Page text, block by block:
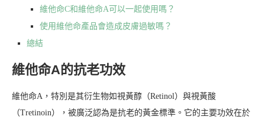
維他命C和維他命A可以一起使用嗎？
使用維他命產品會造成皮膚過敏嗎？
總結
維他命A的抗老功效
維他命A，特別是其衍生物如視黃醇（Retinol）與視黃酸
（Tretinoin），被廣泛認為是抗老的黃金標準。它的主要功效在於